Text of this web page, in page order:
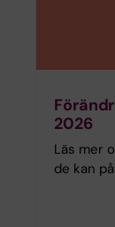
2026
Läs mer
de kan